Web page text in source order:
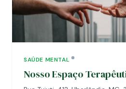
SAÚDE MENTAL
Nosso Espaço